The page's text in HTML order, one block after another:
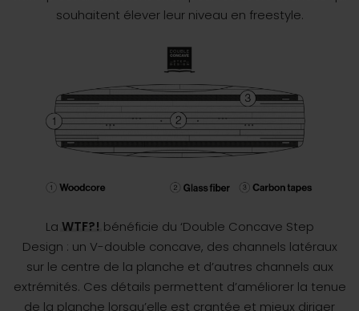
souhaitent élever leur niveau en freestyle.
La WTF?! bénéficie du ‘Double Concave Step
Design : un V-double concave, des channels latéraux
sur le centre de la planche et d’autres channels aux
extrémités. Ces détails permettent d’améliorer la tenue
de la planche lorsqu’elle est crantée et mieux diriger